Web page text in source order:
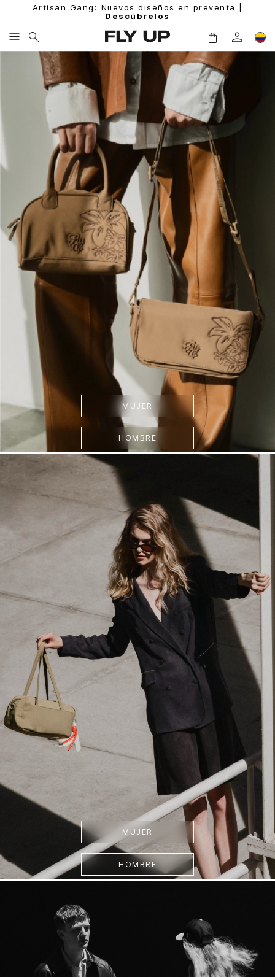
Artisan Gang: Nuevos diseños en preventa |
Descúbrelos
MUJER
HOMBRE
MUJER
HOMBRE